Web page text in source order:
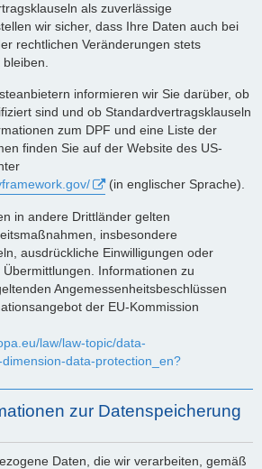
als zuverlässige
wir sicher, dass Ihre Daten auch bei
rechtlichen Veränderungen stets
informieren wir Sie darüber, ob
sind und ob Standardvertragsklauseln
zum DPF und eine Liste der
finden Sie auf der Website des US-
(in englischer Sprache).
in andere Drittländer gelten
insbesondere
ausdrückliche Einwilligungen oder
Informationen zu
Angemessenheitsbeschlüssen
der EU-Kommission
law/law-topic/data-
data-protection_en?
zur Datenspeicherung
Daten, die wir verarbeiten, gemäß